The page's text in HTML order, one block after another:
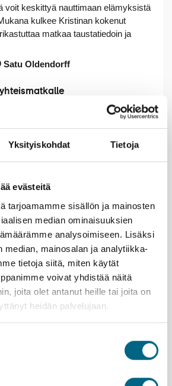
Yksityiskohdat Tietoja
evästeitä
tarjoamamme sisällön ja mainosten
median ominaisuuksien
analysoimiseen. Lisäksi
median, mainosalan ja analytiikka-
tietoja siitä, miten käytät
voivat yhdistää näitä
joita olet antanut heille tai joita on
heidän palvelujaan.
voit keskittyä nauttimaan elämyksistä
kulkee Kristinan kokenut
matkaa taustatiedoin ja
Satu Oldendorff
vanhassakaupungissa.
jälkeen jää aikaa kuljeskella
keskustassa. Värikkäät
illalliseen historiallisessa
joka sopii valitsemasi annoksen
on pieniä eriä, joita ei vie
matkailija muuten pääsisi
urkujen säveliä Naumburgin
Bachin itsensä tarkastamat urut
mahdollisuuden kokea musiikkia
omaa sointia.
maisemista kannella. Lyhyen
kylpevillä viinirinteillä laiduntavat
jokimaisema tarjoavat